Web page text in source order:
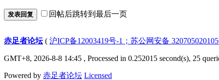
发表回复 回帖后跳转到最后一页
赤足者论坛( 沪ICP备12003419号-1；苏公网安备
GMT+8, 2026-8-8 14:45 , Processed in 0.252015 second(s), 25
Powered by 赤足者论坛 Licensed